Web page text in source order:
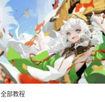
全部教程